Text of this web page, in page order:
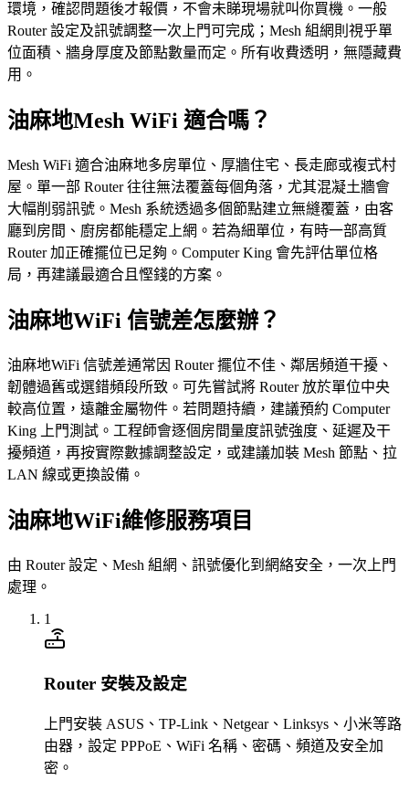
環境，確認問題後才報價，不會未睇現場就叫你買機。一般
Router 設定及訊號調整一次上門可完成；Mesh 組網則視乎單
位面積、牆身厚度及節點數量而定。所有收費透明，無隱藏費
用。
油麻地Mesh WiFi 適合嗎？
Mesh WiFi 適合油麻地多房單位、厚牆住宅、長走廊或複式村
屋。單一部 Router 往往無法覆蓋每個角落，尤其混凝土牆會
大幅削弱訊號。Mesh 系統透過多個節點建立無縫覆蓋，由客
廳到房間、廚房都能穩定上網。若為細單位，有時一部高質
Router 加正確擺位已足夠。Computer King 會先評估單位格
局，再建議最適合且慳錢的方案。
油麻地WiFi 信號差怎麼辦？
油麻地WiFi 信號差通常因 Router 擺位不佳、鄰居頻道干擾、
韌體過舊或選錯頻段所致。可先嘗試將 Router 放於單位中央
較高位置，遠離金屬物件。若問題持續，建議預約 Computer
King 上門測試。工程師會逐個房間量度訊號強度、延遲及干
擾頻道，再按實際數據調整設定，或建議加裝 Mesh 節點、拉
LAN 線或更換設備。
油麻地WiFi維修服務項目
由 Router 設定、Mesh 組網、訊號優化到網絡安全，一次上門
處理。
1
Router 安裝及設定
上門安裝 ASUS、TP-Link、Netgear、Linksys、小米等路
由器，設定 PPPoE、WiFi 名稱、密碼、頻道及安全加
密。